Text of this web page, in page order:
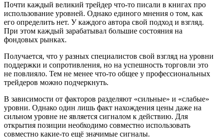
Почти каждый великий трейдер что-то писали в книгах про
использование уровней. Однако единого мнения о том, как
его определить нет. У каждого автора свой подход и взгляд.
При этом каждый зарабатывал большие состояния на
фондовых рынках.
Получается, что у разных специалистов свой взгляд на уровни
поддержки и сопротивления, но на успешность торговли это
не повлияло. Тем не менее что-то общее у профессиональных
трейдеров можно подчеркнуть.
В зависимости от факторов разделяют «сильные» и «слабые»
уровни. Однако один лишь факт нахождения цены даже на
сильном уровне не является сигналом к действию. Для
открытия позиции необходимо совместно использовать
совместно какие-то ещё значимые сигналы.